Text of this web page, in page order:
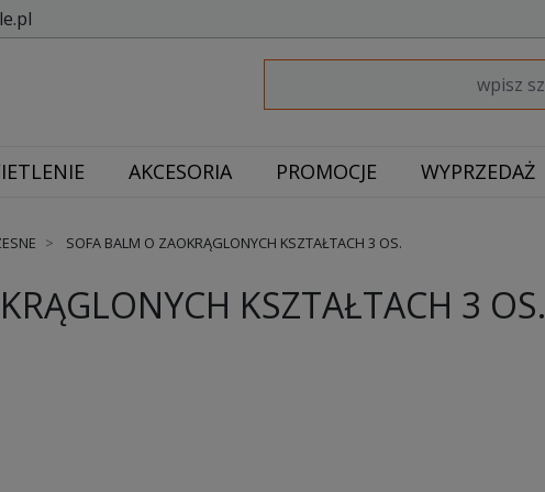
AKCESORIA PROMOCJE WYPRZEDAŻ
SOFA BALM O ZAOKRĄGLONYCH KSZTAŁTACH 3 OS.
KSZTAŁTACH 3 OS.